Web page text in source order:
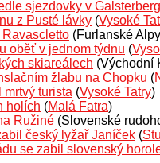
sjezdovky v Galsterberg
z Pusté lávky (Vysoké
(Furlanské
oběť v jednom týdnu (
skiareálech (Východní
žlabu na Chopku (
turista (Vysoké Tatry)
holích (Malá Fatra)
Ružiné (Slovenské
český lyžař Janíček (
se zabil slovenský